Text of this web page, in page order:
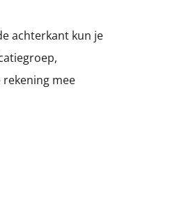
achterkant kun je
rekening mee